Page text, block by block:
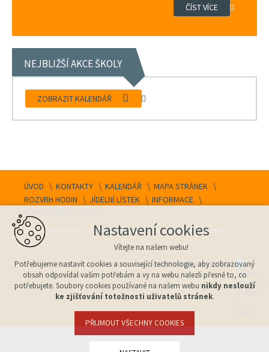
Nastavení cookies
Vítejte na našem webu!
Potřebujeme nastavit cookies a související technologie, aby zobrazovaný
obsah odpovídal vašim potřebám a vy na webu nalezli přesně to, co
potřebujete. Soubory cookies používané na našem webu nikdy neslouží
ke zjišťování totožnosti uživatelů stránek.
PŘIJMOUT VŠECHNY COOKIES
ČÍST VÍCE
NEJBLIŽŠÍ AKCE ŠKOLY
ZOBRAZIT KALENDÁŘ
ÚVOD KONTAKTY KALENDÁŘ
MAPA STRÁNEK
ROZVRH HODIN
JÍDELNÍ LÍSTEK
INFORMACE
© Základní škola Třebíč, Horka-Domky, Václavské náměstí
44/12
VYTVOŘENO V XART.CZ